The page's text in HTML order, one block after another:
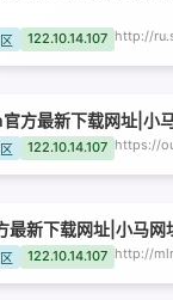
122.10.14.107 http://
方最新下载网址|小
122.10.14.107 https://
新下载网址|小马网
122.10.14.107 http://